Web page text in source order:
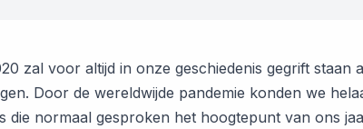
zal voor altijd in onze geschiedenis gegrift staan
Door de wereldwijde pandemie konden we
die normaal gesproken het hoogtepunt van ons